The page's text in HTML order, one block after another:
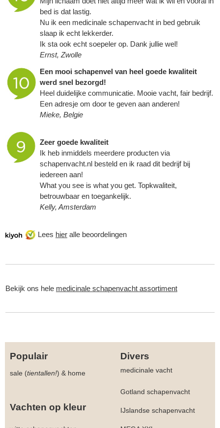
bed is dat lastig.
Nu ik een medicinale schapenvacht in bed gebruik
slaap ik echt lekkerder.
Ik sta ook echt soepeler op. Dank jullie wel!
Ernst, Zwolle
Een mooi schapenvel van heel goede kwaliteit
werd snel bezorgd!
Heel duidelijke communicatie. Mooie vacht, fair bedrijf.
Een adresje om door te geven aan anderen!
Mieke, Belgie
Zeer goede kwaliteit
Ik heb inmiddels meerdere producten via
schapenvacht.nl besteld en ik raad dit bedrijf bij
iedereen aan!
What you see is what you get. Topkwaliteit,
betrouwbaar en toegankelijk.
Kelly, Amsterdam
Lees hier alle beoordelingen
Bekijk ons hele medicinale schapenvacht assortiment
Populair Divers
sale (tientallen!) & home medicinale vacht
Gotland schapenvacht
Vachten op kleur IJslandse schapenvacht